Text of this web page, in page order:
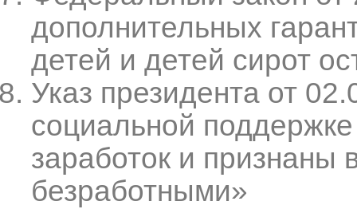
дополнительных
детей и детей сирот
Указ президента от
социальной
заработок и признаны
безработными»